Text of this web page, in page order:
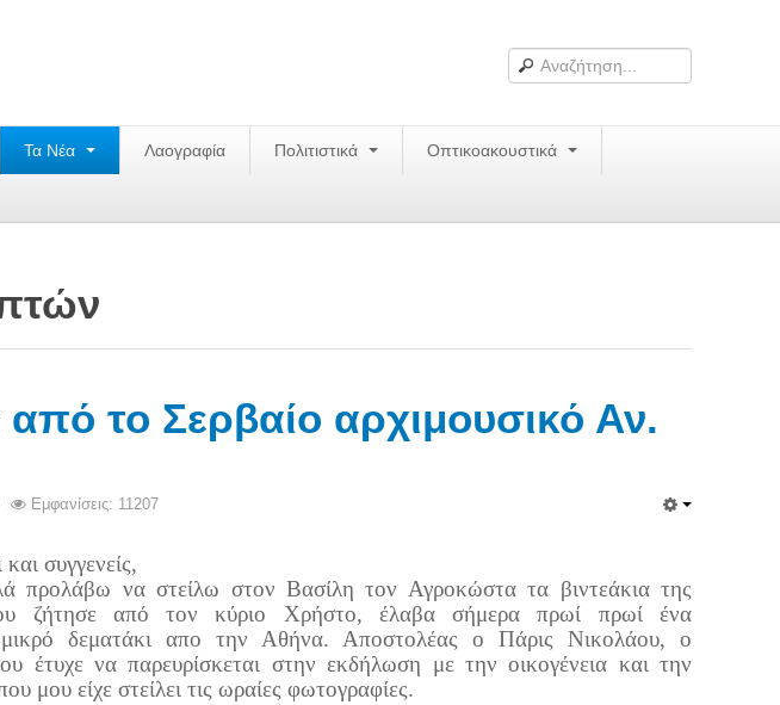
Τα Νέα Λαογραφία Πολιτιστικά Οπτικοακουστικά
το Σερβαίο αρχιμουσικό Αν.
Εμφανίσεις: 11207
συγγενείς,
προλάβω να στείλω στον Βασίλη τον Αγροκώστα τα βιντεάκια της
ζήτησε από τον κύριο Χρήστο, έλαβα σήμερα πρωί πρωί ένα
δεματάκι απο την Αθήνα. Αποστολέας ο Πάρις Νικολάου, ο
έτυχε να παρευρίσκεται στην εκδήλωση με την οικογένεια και την
μου είχε στείλει τις ωραίες φωτογραφίες.